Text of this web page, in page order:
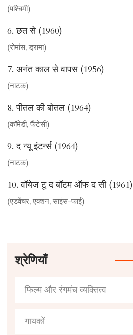
(पश्चिमी)
6. छत से (1960)
(रोमांस, ड्रामा)
7. अनंत काल से वापस (1956)
(नाटक)
8. पीतल की बोतल (1964)
(कॉमेडी, फैंटेसी)
9. द न्यू इंटर्न्स (1964)
(नाटक)
10. वॉयेज टू द बॉटम ऑफ द सी (1961)
(एडवेंचर, एक्शन, साइंस-फाई)
श्रेणियाँ
फिल्म और रंगमंच व्यक्तित्व
गायकों